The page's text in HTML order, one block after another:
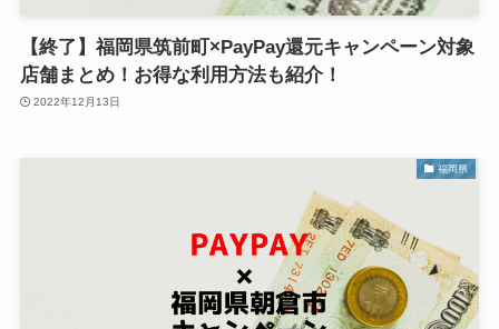
【終了】福岡県筑前町×PayPay還元キャンペーン対象
店舗まとめ！お得な利用方法も紹介！
2022年12月13日
福岡県